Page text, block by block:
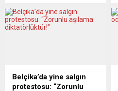
alınırken, her iki tarafın da
hayli samimi olduğu
(Fransa)Birbirlerinden
hazzetmiyorlarLe Figaro’ya
Belçika’da yine salgın
protestosu: “Zorunlu